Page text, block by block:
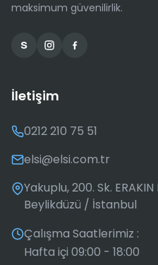
maksimum güvenilirlik.
İletişim
0212 210 75 51
elsi@elsi.com.tr
Yakuplu, 200. Sk.
Beylikdüzü / İstanbul
Çalışma Saatlerimiz :
Hafta içi 09:00 - 18:00